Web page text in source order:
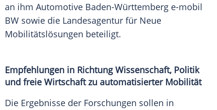
an ihm Automotive Baden-Württemberg e-mobil
BW sowie die Landesagentur für Neue
Mobilitätslösungen beteiligt.
Empfehlungen in Richtung Wissenschaft, Politik
und freie Wirtschaft zu automatisierter Mobilität
Die Ergebnisse der Forschungen sollen in